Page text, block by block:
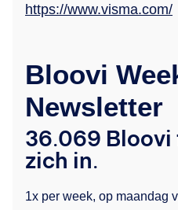
https://www.visma.com/
Bloovi
Newsletter
36.069 Bloovi
zich in.
1x per week, op maandag